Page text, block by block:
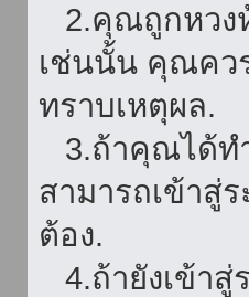
2.คุณถูกหวง
เช่นนั้น คุณคว
ทราบเหตุผล.
3.ถ้าคุณได้ท
สามารถเข้าสู่
ต้อง.
4.ถ้ายังเข้าสู่